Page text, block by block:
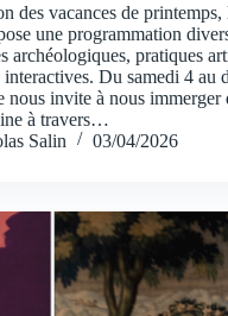
des vacances de
une programmation
archéologiques, pratiques
Du samedi 4 au
nous invite à nous immerger
à travers…
Salin
03/04/2026